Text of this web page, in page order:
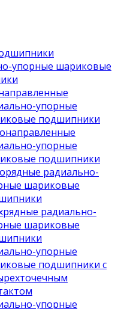
упорные шариковые
упорные
подшипники
упорные
подшипники
радиально-
шариковые
радиально-
шариковые
упорные
подшипники с
упорные